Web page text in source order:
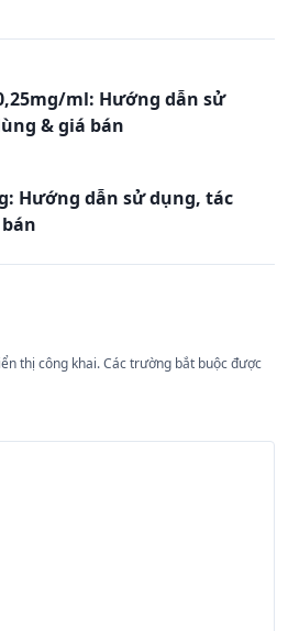
ml: Hướng dẫn sử
& giá bán
Hướng dẫn sử dụng, tác
thị công khai.Các trường bắt buộc được